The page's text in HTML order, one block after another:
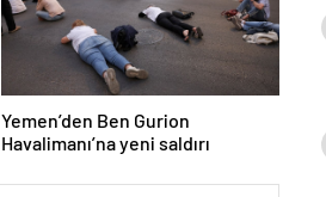
Yemen’den Ben Gurion
Havalimanı’na yeni saldırı